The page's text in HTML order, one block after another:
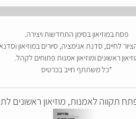
פסח במוזיאון בסימן התחדשות ויצירה.
לחיים, סדנת אנימציה, סיורים במוזיאון
ראשונים ומוזיאון אמנות פתוחים לקהל.
*כל משתתף חייב בכרטיס
פתח תקווה לאמנות, מוזיאון ראשונים